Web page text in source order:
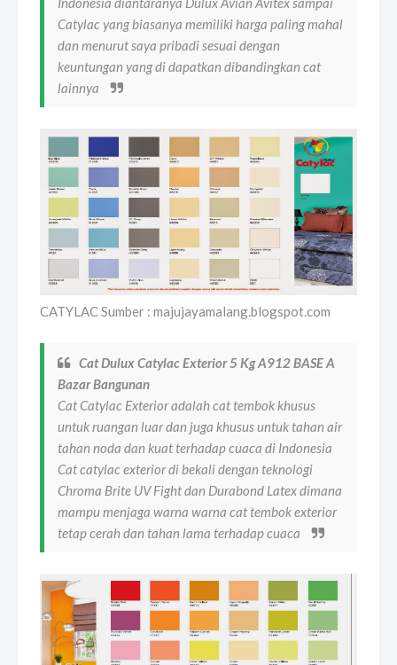
Catylac yang biasanya memiliki harga paling mahal
dan menurut saya pribadi sesuai dengan
keuntungan yang di dapatkan dibandingkan cat
lainnya
CATYLAC Sumber : majujayamalang.blogspot.com
Cat Dulux Catylac Exterior 5 Kg A912 BASE A
Bazar Bangunan
Cat Catylac Exterior adalah cat tembok khusus
untuk ruangan luar dan juga khusus untuk tahan air
tahan noda dan kuat terhadap cuaca di Indonesia
Cat catylac exterior di bekali dengan teknologi
Chroma Brite UV Fight dan Durabond Latex dimana
mampu menjaga warna warna cat tembok exterior
tetap cerah dan tahan lama terhadap cuaca